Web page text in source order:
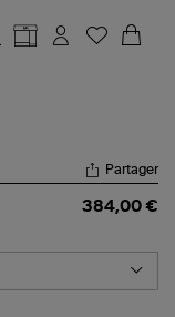
Partager
384,00 €